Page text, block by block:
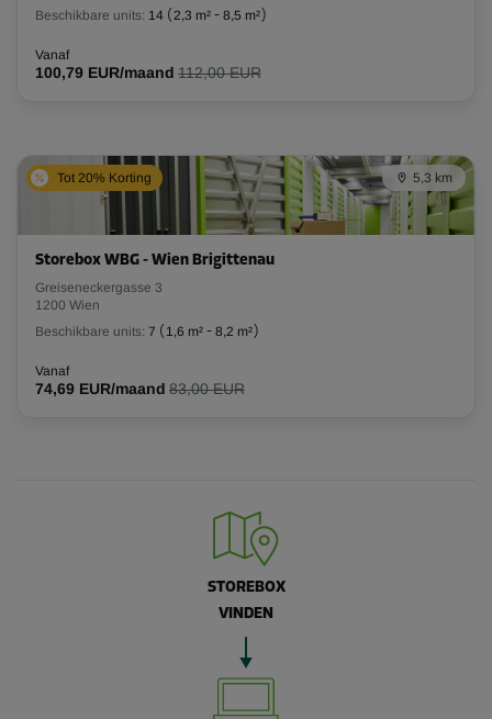
Beschikbare units: 14 (2,3 m² - 8,5 m²)
Vanaf
100,79 EUR/maand 112,00 EUR
Tot 20% Korting 5,3 km
Storebox WBG - Wien Brigittenau
Greiseneckergasse 3
1200 Wien
Beschikbare units: 7 ( 1,6 m² - 8,2 m²)
Vanaf
74,69 EUR/maand 83,00 EUR
STOREBOX
VINDEN